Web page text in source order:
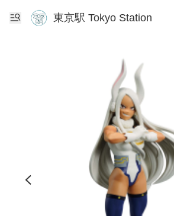
東京駅 Tokyo Station